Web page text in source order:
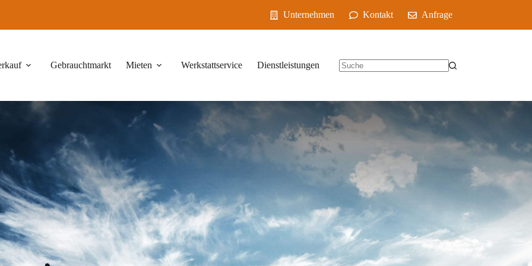
Unternehmen Kontakt Anfrage
Gebrauchtmarkt Mieten Werkstattservice Dienstleistungen